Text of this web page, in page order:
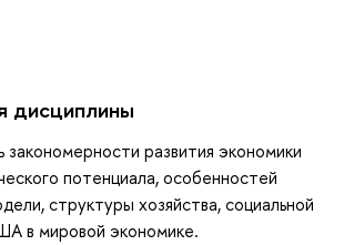
дисциплины
закономерности развития экономики
потенциала, особенностей
структуры хозяйства, социальной
в мировой экономике.